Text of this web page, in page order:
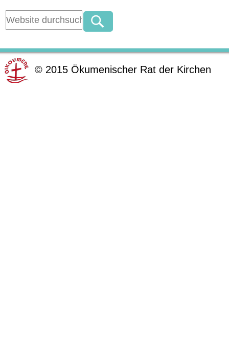
© 2015 Ökumenischer Rat der Kirchen